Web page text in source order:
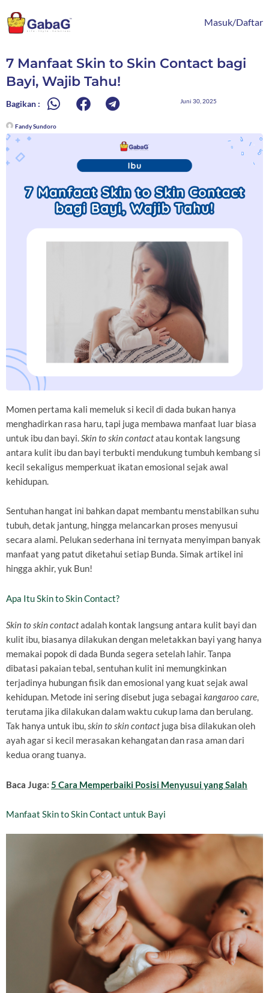
ke
konten
Masuk/Daftar
7 Manfaat Skin to Skin Contact bagi
Bayi, Wajib Tahu!
Bagikan : Juni 30, 2025
Fandy Sundoro
Momen pertama kali memeluk si kecil di dada bukan hanya
menghadirkan rasa haru, tapi juga membawa manfaat luar biasa
untuk ibu dan bayi.Skin to skin contactatau kontak langsung
antara kulit ibu dan bayi terbukti mendukung tumbuh kembang si
kecil sekaligus memperkuat ikatan emosional sejak awal
kehidupan.
Sentuhan hangat ini bahkan dapat membantu menstabilkan suhu
tubuh, detak jantung, hingga melancarkan proses menyusui
secara alami. Pelukan sederhana ini ternyata menyimpan banyak
manfaat yang patut diketahui setiap Bunda. Simak artikel ini
hingga akhir, yuk Bun!
Apa Itu Skin to Skin Contact?
Skin to skin contactadalah kontak langsung antara kulit bayi dan
kulit ibu, biasanya dilakukan dengan meletakkan bayi yang hanya
memakai popok di dada Bunda segera setelah lahir. Tanpa
dibatasi pakaian tebal, sentuhan kulit ini memungkinkan
terjadinya hubungan fisik dan emosional yang kuat sejak awal
kehidupan. Metode ini sering disebut juga sebagai kangaroo care,
terutama jika dilakukan dalam waktu cukup lama dan berulang.
Tak hanya untuk ibu,skin to skin contactjuga bisa dilakukan oleh
ayah agar si kecil merasakan kehangatan dan rasa aman dari
kedua orang tuanya.
Baca Juga: 5 Cara Memperbaiki Posisi Menyusui yang Salah
Manfaat Skin to Skin Contact untuk Bayi